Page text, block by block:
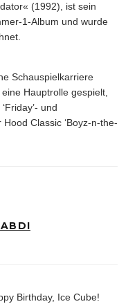
(1992), ist sein
1-Album und wurde
Schauspielkarriere
Hauptrolle gespielt,
und
Classic ‘Boyz-n-the-
Birthday, Ice Cube!